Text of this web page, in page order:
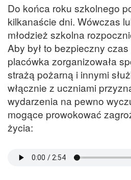
Do końca roku szkolnego
kilkanaście dni. Wówczas
młodzież szkolna
Aby był to bezpieczny
placówka zorganizowała
strażą pożarną i innymi
włącznie z uczniami
wydarzenia na pewno
mogące prowokować
życia: